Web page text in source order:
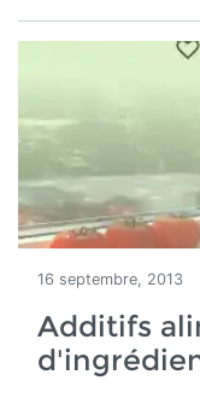
16 septembre, 2013
Additifs